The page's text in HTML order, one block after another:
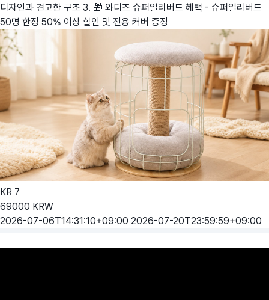
디자인과 견고한 구조 3. 🎁 와디즈 슈퍼얼리버드 혜택 - 슈퍼얼리버드
50명 한정 50% 이상 할인 및 전용 커버 증정
KR 7
69000 KRW
2026-07-06T14:31:10+09:00 2026-07-20T23:59:59+09:00